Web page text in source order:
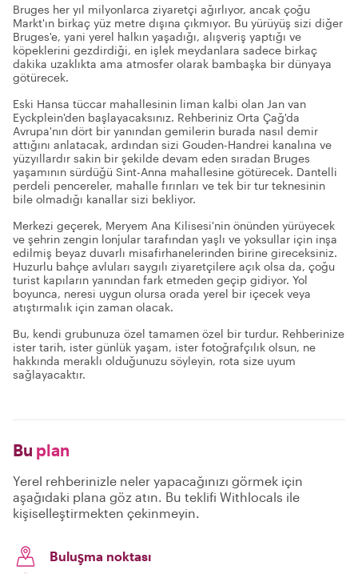
Bruges her yıl milyonlarca ziyaretçi ağırlıyor, ancak çoğu
Markt'ın birkaç yüz metre dışına çıkmıyor. Bu yürüyüş sizi diğer
Bruges'e, yani yerel halkın yaşadığı, alışveriş yaptığı ve
köpeklerini gezdirdiği, en işlek meydanlara sadece birkaç
dakika uzaklıkta ama atmosfer olarak bambaşka bir dünyaya
götürecek.
Eski Hansa tüccar mahallesinin liman kalbi olan Jan van
Eyckplein'den başlayacaksınız. Rehberiniz Orta Çağ'da
Avrupa'nın dört bir yanından gemilerin burada nasıl demir
attığını anlatacak, ardından sizi Gouden-Handrei kanalına ve
yüzyıllardır sakin bir şekilde devam eden sıradan Bruges
yaşamının sürdüğü Sint-Anna mahallesine götürecek. Dantelli
perdeli pencereler, mahalle fırınları ve tek bir tur teknesinin
bile olmadığı kanallar sizi bekliyor.
Merkezi geçerek, Meryem Ana Kilisesi'nin önünden yürüyecek
ve şehrin zengin lonjular tarafından yaşlı ve yoksullar için inşa
edilmiş beyaz duvarlı misafirhanelerinden birine gireceksiniz.
Huzurlu bahçe avluları saygılı ziyaretçilere açık olsa da, çoğu
turist kapıların yanından fark etmeden geçip gidiyor. Yol
boyunca, neresi uygun olursa orada yerel bir içecek veya
atıştırmalık için zaman olacak.
Bu, kendi grubunuza özel tamamen özel bir turdur. Rehberinize
ister tarih, ister günlük yaşam, ister fotoğrafçılık olsun, ne
hakkında meraklı olduğunuzu söyleyin, rota size uyum
sağlayacaktır.
Bu plan
Yerel rehberinizle neler yapacağınızı görmek için
aşağıdaki plana göz atın. Bu teklifi Withlocals ile
kişiselleştirmekten çekinmeyin.
Buluşma noktası